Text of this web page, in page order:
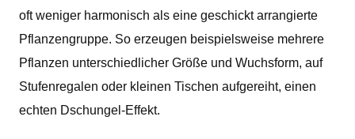
oft weniger harmonisch als eine geschickt arrangierte
Pflanzengruppe. So erzeugen beispielsweise mehrere
Pflanzen unterschiedlicher Größe und Wuchsform, auf
Stufenregalen oder kleinen Tischen aufgereiht, einen
echten Dschungel-Effekt.